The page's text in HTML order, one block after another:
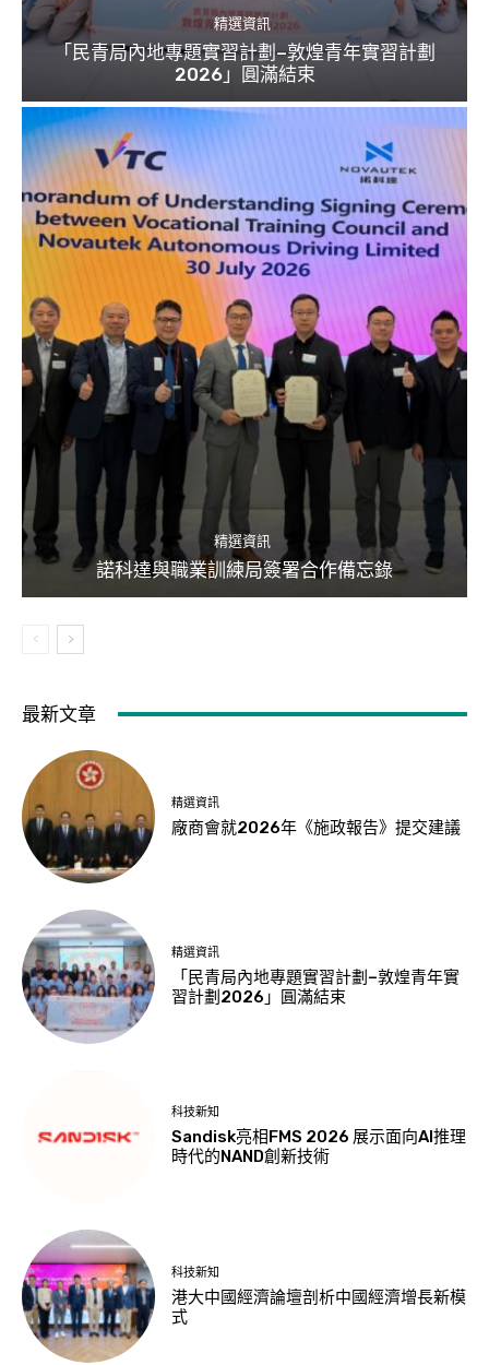
精選資訊
「民青局內地專題實習計劃–敦煌青年實習計劃
2026」圓滿結束
精選資訊
諾科達與職業訓練局簽署合作備忘錄
最新文章
精選資訊
廠商會就2026年《施政報告》提交建議
精選資訊
「民青局內地專題實習計劃–敦煌青年實
習計劃2026」圓滿結束
科技新知
Sandisk亮相FMS 2026 展示面向AI推理
時代的NAND創新技術
科技新知
港大中國經濟論壇剖析中國經濟增長新模
式